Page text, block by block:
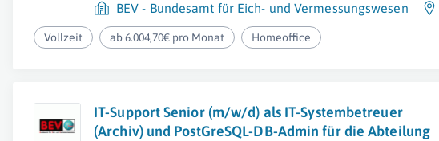
BEV - Bundesamt für Eich- und Vermessungswesen
Vollzeit ab 6.004,70€ pro Monat Homeoffice
IT-Support Senior (m/w/d) als IT-Systembetreuer
(Archiv) und PostGreSQL-DB-Admin für die Abteilung